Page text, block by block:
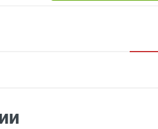
(самовывоз из офиса)